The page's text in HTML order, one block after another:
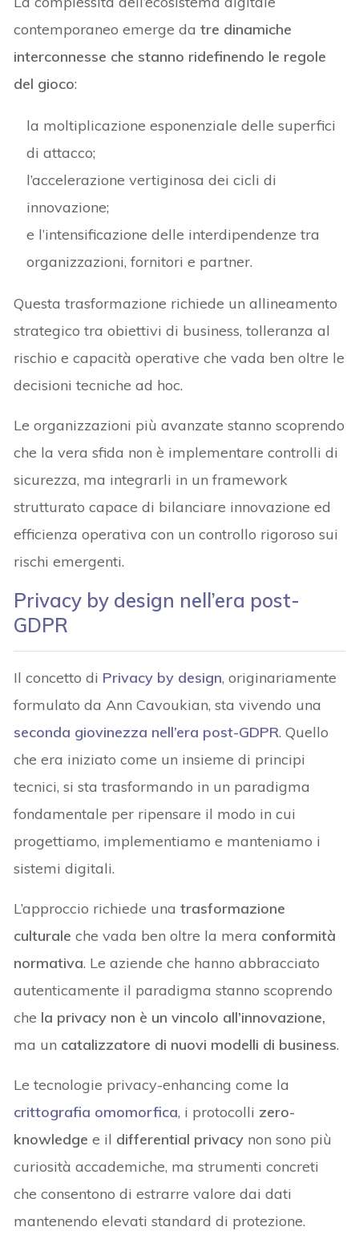
contemporaneo emerge datre dinamiche
interconnesse che stanno ridefinendo le regole
del gioco:
la moltiplicazione esponenziale delle superfici
di attacco;
l’accelerazione vertiginosa dei cicli di
innovazione;
e l’intensificazione delle interdipendenze tra
organizzazioni, fornitori e partner.
Questa trasformazione richiede un allineamento
strategico tra obiettivi di business, tolleranza al
rischio e capacità operative che vada ben oltre le
decisioni tecniche ad hoc.
Le organizzazioni più avanzate stanno scoprendo
che la vera sfida non è implementare controlli di
sicurezza, ma integrarli in un framework
strutturato capace di bilanciare innovazione ed
efficienza operativa con un controllo rigoroso sui
rischi emergenti.
Privacy by design nell’era post-
GDPR
Il concetto di Privacy by design, originariamente
formulato da Ann Cavoukian, sta vivendo una
seconda giovinezza nell’era post-GDPR. Quello
che era iniziato come un insieme di principi
tecnici, si sta trasformando in un paradigma
fondamentale per ripensare il modo in cui
progettiamo, implementiamo e manteniamo i
sistemi digitali.
L’approccio richiede unatrasformazione
culturale che vada ben oltre la mera conformità
normativa. Le aziende che hanno abbracciato
autenticamente il paradigma stanno scoprendo
che la privacy non è un vincolo all’innovazione,
ma un catalizzatore di nuovi modelli di business.
Le tecnologie privacy-enhancing come la
crittografia omomorfica, i protocolli zero-
knowledge e il differential privacy non sono più
curiosità accademiche, ma strumenti concreti
che consentono di estrarre valore dai dati
mantenendo elevati standard di protezione.